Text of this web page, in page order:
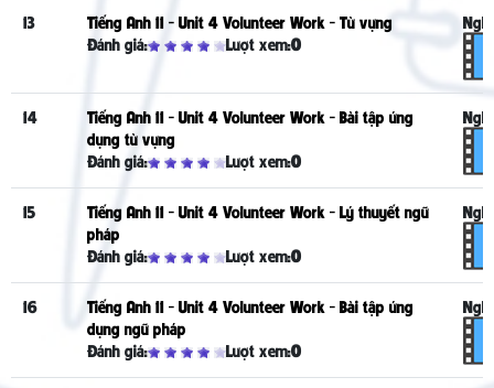
13
Tiếng Anh 11 - Unit 4 Volunteer Work - Từ vựng
Đánh giá:
Lượt xem:0
14
Tiếng Anh 11 - Unit 4 Volunteer Work - Bài tập ứng
dụng từ vựng
Đánh giá:
Lượt xem:0
15
Tiếng Anh 11 - Unit 4 Volunteer Work - Lý thuyết ngữ
pháp
Đánh giá:
Lượt xem:0
16
Tiếng Anh 11 - Unit 4 Volunteer Work - Bài tập ứng
dụng ngữ pháp
Đánh giá:
Lượt xem:0